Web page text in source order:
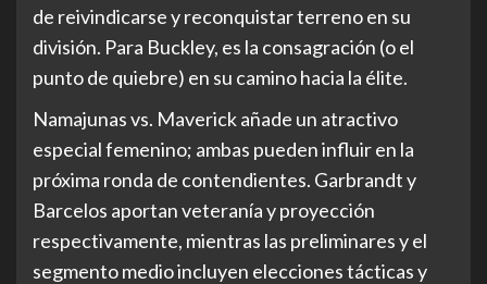
de reivindicarse y reconquistar terreno en su
división. Para Buckley, es la consagración (o el
punto de quiebre) en su camino hacia la élite.
Namajunas vs. Maverick añade un atractivo
especial femenino; ambas pueden influir en la
próxima ronda de contendientes. Garbrandt y
Barcelos aportan veteranía y proyección
respectivamente, mientras las preliminares y el
segmento medio incluyen elecciones tácticas y